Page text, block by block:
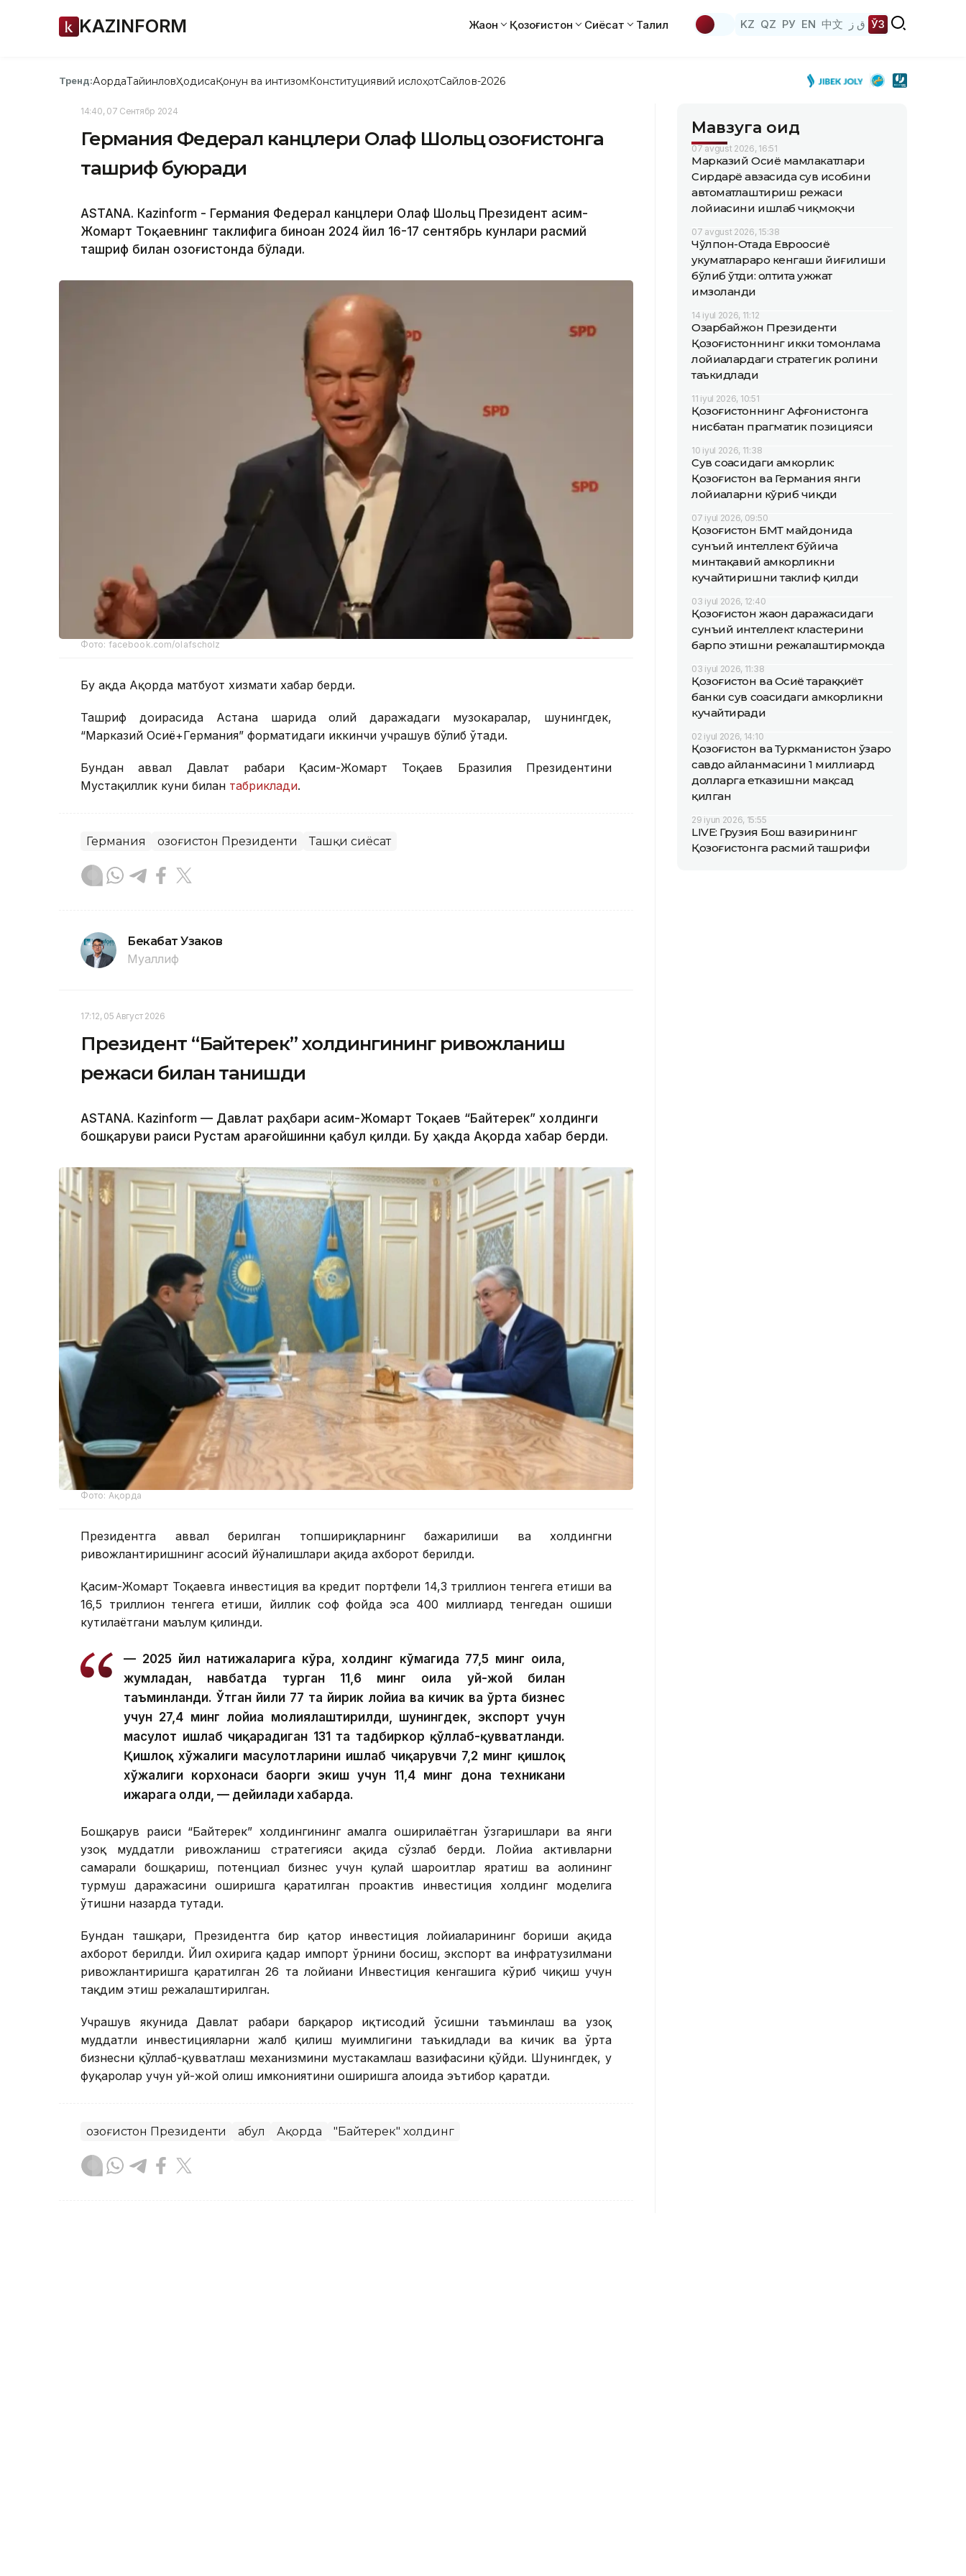
KAZINFORM Жаҳон Қозоғистон Сиёсат Таҳлил KZ QZ РУ EN 中文 ق ز ЎЗ
Тренд:АқордаТайинловҲодисаҚонун ва интизомКонституциявий ислоҳотСайлов-2026
14:40, 07 Сентябр 2024
Германия Федерал канцлери Олаф Шольц Қозоғистонга
ташриф буюради
ASTANА. Кazinform - Германия Федерал канцлери Олаф Шольц Президент Қасим-
Жомарт Тоқаевнинг таклифига биноан 2024 йил 16-17 сентябрь кунлари расмий
ташриф билан Қозоғистонда бўлади.
Фото: facebook.com/olafscholz
Бу ҳақда Ақорда матбуот хизмати хабар берди.
Ташриф доирасида Астана шаҳрида олий даражадаги музокаралар, шунингдек,
“Марказий Осиё+Германия” форматидаги иккинчи учрашув бўлиб ўтади.
Бундан аввал Давлат раҳбари Қасим-Жомарт Тоқаев Бразилия Президентини
Мустақиллик куни билан табриклади.
Германия Қозоғистон Президенти Ташқи сиёсат
Бекабат Узаков
Муаллиф
17:12, 05 Август 2026
Президент “Байтерек” холдингининг ривожланиш
режаси билан танишди
ASTANА. Каzinform — Давлат раҳбари Қасим-Жомарт Тоқаев “Байтерек” холдинги
бошқаруви раиси Рустам Қарағойшинни қабул қилди. Бу ҳақда Ақорда хабар берди.
Фото: Ақорда
Президентга аввал берилган топшириқларнинг бажарилиши ва холдингни
ривожлантиришнинг асосий йўналишлари ҳақида ахборот берилди.
Қасим-Жомарт Тоқаевга инвестиция ва кредит портфели 14,3 триллион тенгега етиши ва
16,5 триллион тенгега етиши, йиллик соф фойда эса 400 миллиард тенгедан ошиши
кутилаётгани маълум қилинди.
— 2025 йил натижаларига кўра, холдинг кўмагида 77,5 минг оила,
жумладан, навбатда турган 11,6 минг оила уй-жой билан
таъминланди. Ўтган йили 77 та йирик лойиҳа ва кичик ва ўрта бизнес
учун 27,4 минг лойиҳа молиялаштирилди, шунингдек, экспорт учун
маҳсулот ишлаб чиқарадиган 131 та тадбиркор қўллаб-қувватланди.
Қишлоқ хўжалиги маҳсулотларини ишлаб чиқарувчи 7,2 минг қишлоқ
хўжалиги корхонаси баҳорги экиш учун 11,4 минг дона техникани
ижарага олди, — дейилади хабарда.
Бошқарув раиси “Байтерек” холдингининг амалга оширилаётган ўзгаришлари ва янги
узоқ муддатли ривожланиш стратегияси ҳақида сўзлаб берди. Лойиҳа активларни
самарали бошқариш, потенциал бизнес учун қулай шароитлар яратиш ва аҳолининг
турмуш даражасини оширишга қаратилган проактив инвестиция холдинг моделига
ўтишни назарда тутади.
Бундан ташқари, Президентга бир қатор инвестиция лойиҳаларининг бориши ҳақида
ахборот берилди. Йил охирига қадар импорт ўрнини босиш, экспорт ва инфратузилмани
ривожлантиришга қаратилган 26 та лойиҳани Инвестиция кенгашига кўриб чиқиш учун
тақдим этиш режалаштирилган.
Учрашув якунида Давлат раҳбари барқарор иқтисодий ўсишни таъминлаш ва узоқ
муддатли инвестицияларни жалб қилиш муҳимлигини таъкидлади ва кичик ва ўрта
бизнесни қўллаб-қувватлаш механизмини мустаҳкамлаш вазифасини қўйди. Шунингдек, у
фуқаролар учун уй-жой олиш имкониятини оширишга алоҳида эътибор қаратди.
Қозоғистон Президенти Қабул Ақорда "Байтерек" холдинг
Мавзуга оид
07 avgust 2026, 16:51
Марказий Осиё мамлакатлари
Сирдарё ҳавзасида сув ҳисобини
автоматлаштириш режаси
лойиҳасини ишлаб чиқмоқчи
07 avgust 2026, 15:38
Чўлпон-Отада Евроосиё
ҳукуматлараро кенгаши йиғилиши
бўлиб ўтди: олтита ҳужжат
имзоланди
14 iyul 2026, 11:12
Озарбайжон Президенти
Қозоғистоннинг икки томонлама
лойиҳалардаги стратегик ролини
таъкидлади
11 iyul 2026, 10:51
Қозоғистоннинг Афғонистонга
нисбатан прагматик позицияси
10 iyul 2026, 11:38
Сув соҳасидаги ҳамкорлик:
Қозоғистон ва Германия янги
лойиҳаларни кўриб чиқди
07 iyul 2026, 09:50
Қозоғистон БМТ майдонида
сунъий интеллект бўйича
минтақавий ҳамкорликни
кучайтиришни таклиф қилди
03 iyul 2026, 12:40
Қозоғистон жаҳон даражасидаги
сунъий интеллект кластерини
барпо этишни режалаштирмоқда
03 iyul 2026, 11:38
Қозоғистон ва Осиё тараққиёт
банки сув соҳасидаги ҳамкорликни
кучайтиради
02 iyul 2026, 14:10
Қозоғистон ва Туркманистон ўзаро
савдо айланмасини 1 миллиард
долларга етказишни мақсад
қилган
29 iyun 2026, 15:55
LIVE: Грузия Бош вазирининг
Қозоғистонга расмий ташрифи